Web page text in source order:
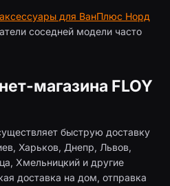
аксессуары для ВанПлюс Норд
соседней модели часто
магазина FLOY
быструю доставку
Харьков, Днепр, Львов,
Хмельницкий и другие
доставка на дом, отправка